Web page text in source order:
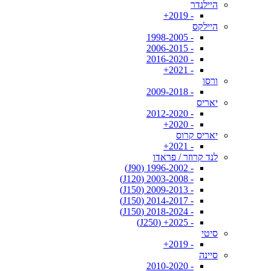
היילנדר
- 2019+
היילקס
- 1998-2005
- 2006-2015
- 2016-2020
- 2021+
ורסו
- 2009-2018
יאריס
- 2012-2020
- 2020+
יאריס קרוס
- 2021+
לנד קרוזר / פראדו
- 1996-2002 (J90)
- 2003-2008 (J120)
- 2009-2013 (J150)
- 2014-2017 (J150)
- 2018-2024 (J150)
- 2025+ (J250)
סיטי
- 2019+
סיינה
- 2010-2020